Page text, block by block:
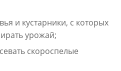
и кустарники, с которых
урожай;
скороспелые